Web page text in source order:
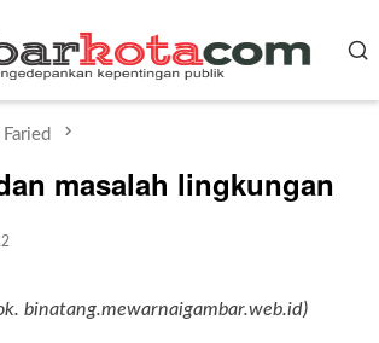
masalah lingkungan
binatang.mewarnaigambar.web.id)